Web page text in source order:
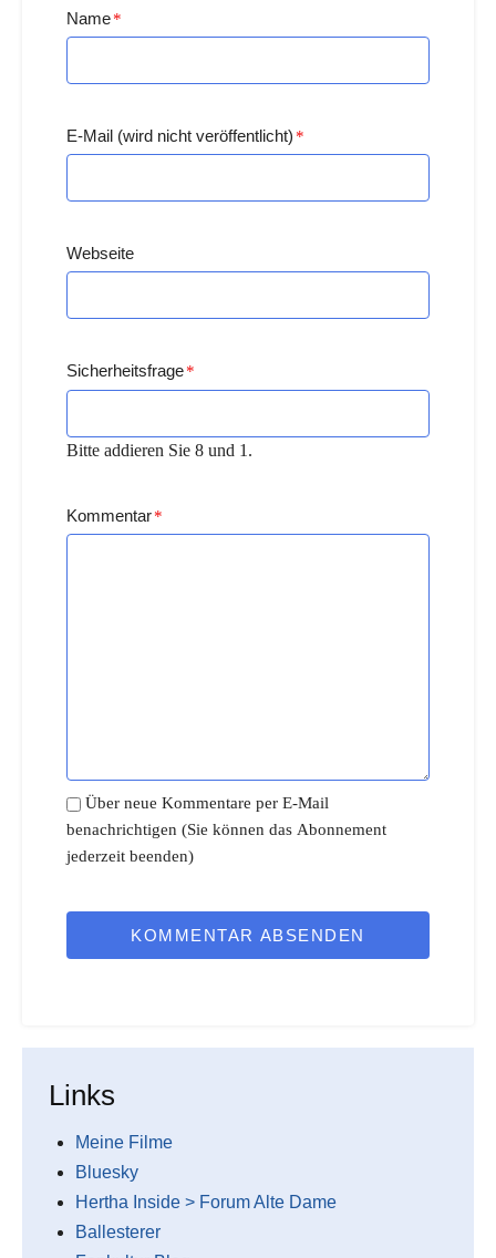
Name*
E-Mail (wird nicht veröffentlicht) *
Webseite
Sicherheitsfrage*
Bitte addieren Sie 8 und 1.
Kommentar*
Über neue Kommentare per E-Mail
benachrichtigen (Sie können das Abonnement
jederzeit beenden)
KOMMENTAR ABSENDEN
Links
Meine Filme
Bluesky
Hertha Inside > Forum Alte Dame
Ballesterer